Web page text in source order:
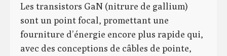
Les transistors GaN (nitrure de gallium)
sont un point focal, promettant une
fourniture d’énergie encore plus rapide qui,
avec des conceptions de câbles de pointe,